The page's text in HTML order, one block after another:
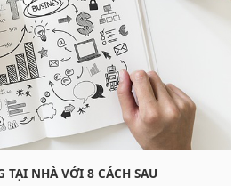
TẠI NHÀ VỚI 8 CÁCH SAU